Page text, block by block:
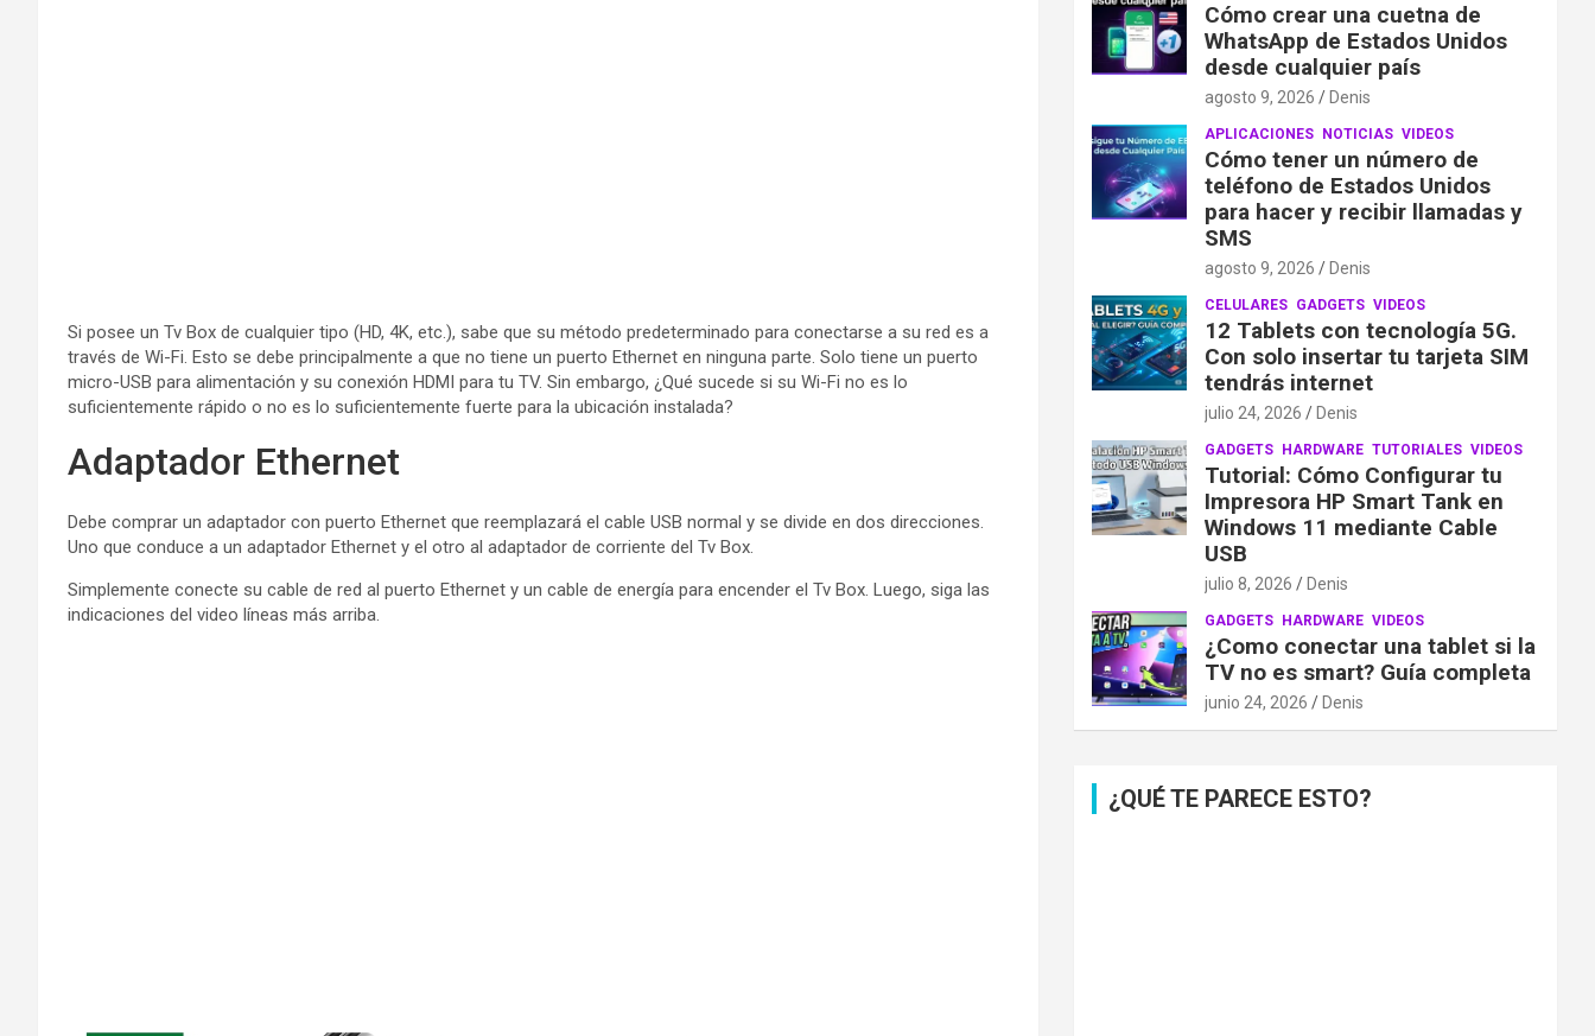
Si posee un Tv Box de cualquier tipo (HD, 4K, etc.), sabe que su método predeterminado para conectarse a su red es a
través de Wi-Fi. Esto se debe principalmente a que no tiene un puerto Ethernet en ninguna parte. Solo tiene un puerto
micro-USB para alimentación y su conexión HDMI para tu TV. Sin embargo, ¿Qué sucede si su Wi-Fi no es lo
suficientemente rápido o no es lo suficientemente fuerte para la ubicación instalada?
Adaptador Ethernet
Debe comprar un adaptador con puerto Ethernet que reemplazará el cable USB normal y se divide en dos direcciones.
Uno que conduce a un adaptador Ethernet y el otro al adaptador de corriente del Tv Box.
Simplemente conecte su cable de red al puerto Ethernet y un cable de energía para encender el Tv Box. Luego, siga las
indicaciones del video líneas más arriba.
Cómo crear una cuetna de
WhatsApp de Estados Unidos
desde cualquier país
agosto 9, 2026 Denis
APLICACIONES NOTICIAS VIDEOS
Cómo tener un número de
teléfono de Estados Unidos
para hacer y recibir llamadas y
SMS
agosto 9, 2026 Denis
CELULARES GADGETS VIDEOS
12 Tablets con tecnología 5G.
Con solo insertar tu tarjeta SIM
tendrás internet
julio 24, 2026 Denis
GADGETS HARDWARE TUTORIALES VIDEOS
Tutorial: Cómo Configurar tu
Impresora HP Smart Tank en
Windows 11 mediante Cable
USB
julio 8, 2026 Denis
GADGETS HARDWARE VIDEOS
¿Como conectar una tablet si la
TV no es smart? Guía completa
junio 24, 2026 Denis
¿QUÉ TE PARECE ESTO?